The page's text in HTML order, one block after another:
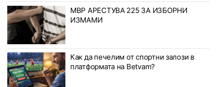
МВР АРЕСТУВА 225 ЗА ИЗБОРНИ
ИЗМАМИ
Как да печелим от спортни залози в
платформата на Betvam?